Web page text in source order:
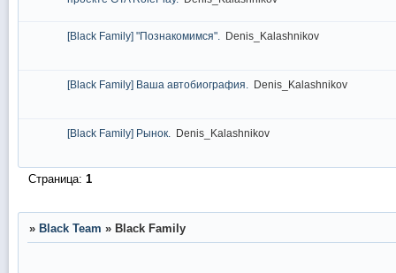
[Black Family] "Познакомимся". Denis_Kalashnikov
[Black Family] Ваша автобиография. Denis_Kalashnikov
[Black Family] Рынок. Denis_Kalashnikov
Страница:1
» Black Team » Black Family